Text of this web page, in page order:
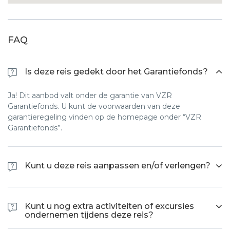
FAQ
Is deze reis gedekt door het Garantiefonds?
Ja! Dit aanbod valt onder de garantie van VZR
Garantiefonds. U kunt de voorwaarden van deze
garantieregeling vinden op de homepage onder “VZR
Garantiefonds”.
Kunt u deze reis aanpassen en/of verlengen?
Elke reis kunt u op aanvraag aan laten passen en/of
meer informatie hierover kunt u ons een mail sturen via
info@wetraveleco.com
Kunt u nog extra activiteiten of excursies
ondernemen tijdens deze reis?